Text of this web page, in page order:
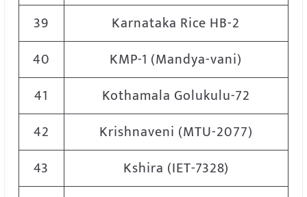
39
Karnataka Rice HB-2
40
KMP-1 (Mandya-vani)
41
Kothamala Golukulu-72
42
Krishnaveni (MTU-2077)
43
Kshira (IET-7328)